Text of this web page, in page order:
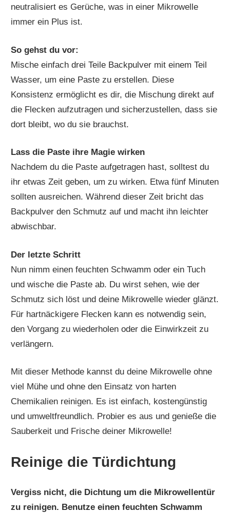
neutralisiert es Gerüche, was in einer Mikrowelle
immer ein Plus ist.
So gehst du vor:
Mische einfach drei Teile Backpulver mit einem Teil
Wasser, um eine Paste zu erstellen. Diese
Konsistenz ermöglicht es dir, die Mischung direkt auf
die Flecken aufzutragen und sicherzustellen, dass sie
dort bleibt, wo du sie brauchst.
Lass die Paste ihre Magie wirken
Nachdem du die Paste aufgetragen hast, solltest du
ihr etwas Zeit geben, um zu wirken. Etwa fünf Minuten
sollten ausreichen. Während dieser Zeit bricht das
Backpulver den Schmutz auf und macht ihn leichter
abwischbar.
Der letzte Schritt
Nun nimm einen feuchten Schwamm oder ein Tuch
und wische die Paste ab. Du wirst sehen, wie der
Schmutz sich löst und deine Mikrowelle wieder glänzt.
Für hartnäckigere Flecken kann es notwendig sein,
den Vorgang zu wiederholen oder die Einwirkzeit zu
verlängern.
Mit dieser Methode kannst du deine Mikrowelle ohne
viel Mühe und ohne den Einsatz von harten
Chemikalien reinigen. Es ist einfach, kostengünstig
und umweltfreundlich. Probier es aus und genieße die
Sauberkeit und Frische deiner Mikrowelle!
Reinige die Türdichtung
Vergiss nicht, die Dichtung um die Mikrowellentür
zu reinigen. Benutze einen feuchten Schwamm